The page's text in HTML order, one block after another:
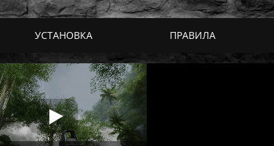
УСТАНОВКА ПРАВИЛА